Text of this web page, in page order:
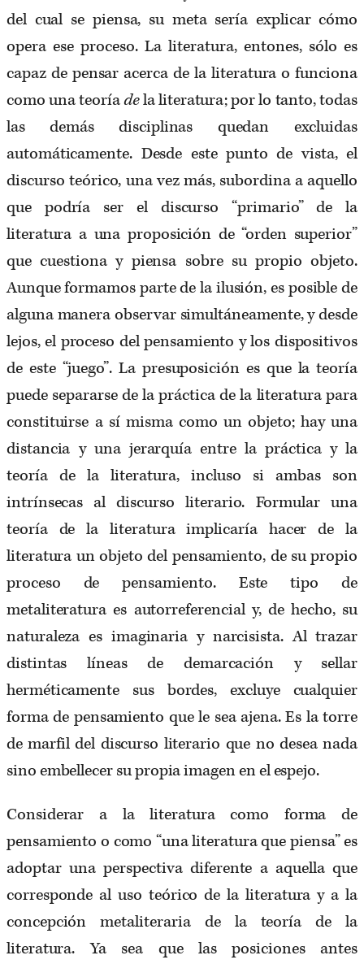
del cual se piensa, su meta sería explicar cómo
opera ese proceso. La literatura, entones, sólo es
capaz de pensar acerca de la literatura o funciona
como una teoríadela literatura; por lo tanto, todas
las demás disciplinas quedan excluidas
automáticamente. Desde este punto de vista, el
discurso teórico, una vez más, subordina a aquello
que podría ser el discurso “primario” de la
literatura a una proposición de “orden superior”
que cuestiona y piensa sobre su propio objeto.
Aunque formamos parte de la ilusión, es posible de
alguna manera observar simultáneamente, y desde
lejos, el proceso del pensamiento y los dispositivos
de este “juego”. La presuposición es que la teoría
puede separarse de la práctica de la literatura para
constituirse a sí misma como un objeto; hay una
distancia y una jerarquía entre la práctica y la
teoría de la literatura, incluso si ambas son
intrínsecas al discurso literario. Formular una
teoría de la literatura implicaría hacer de la
literatura un objeto del pensamiento, de su propio
proceso de pensamiento. Este tipo de
metaliteratura es autorreferencial y, de hecho, su
naturaleza es imaginaria y narcisista. Al trazar
distintas líneas de demarcación y sellar
herméticamente sus bordes, excluye cualquier
forma de pensamiento que le sea ajena. Es la torre
de marfil del discurso literario que no desea nada
sino embellecer su propia imagen en el espejo.
Considerar a la literatura como forma de
pensamiento o como “una literatura que piensa” es
adoptar una perspectiva diferente a aquella que
corresponde al uso teórico de la literatura y a la
concepción metaliteraria de la teoría de la
literatura. Ya sea que las posiciones antes